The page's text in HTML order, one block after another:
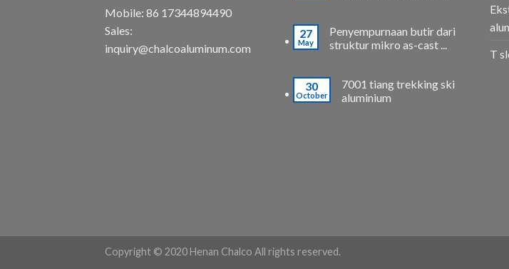
Mobile: 86 17344894490
Sales:
inquiry@chalcoaluminum.com
27
May
Penyempurnaan butir dari
struktur mikro as-cast ...
30
October
7001 tiang trekking ski
aluminium
T
Copyright © 2020 Henan Chalco All rights reserved.